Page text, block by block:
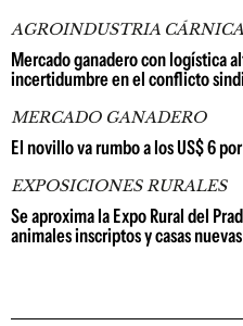
AGROINDUSTRIA CÁRNICA
Mercado ganadero con logística
incertidumbre en el conflicto
MERCADO GANADERO
El novillo va rumbo a los US$ 6
EXPOSICIONES RURALES
Se aproxima la Expo Rural del
animales inscriptos y casas